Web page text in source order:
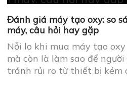
Máy tạo oxy sạc pin nào
và bệnh mãn tính?
Nỗi lo khi mua máy tạo oxy
mà còn là làm sao để người